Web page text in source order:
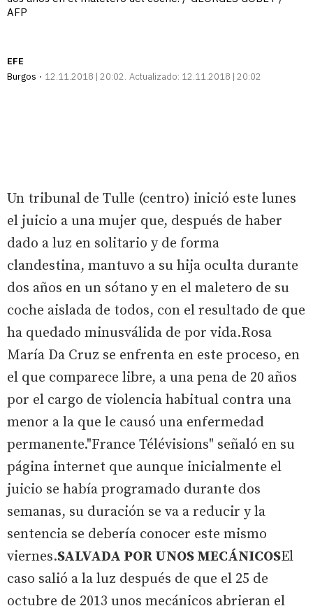
AFP
EFE
Burgos
12.11.2018 | 20:02 Actualizado: 12.11.2018 | 20:02
Un tribunal de Tulle (centro) inició este lunes
el juicio a una mujer que, después de haber
dado a luz en solitario y de forma
clandestina, mantuvo a su hija oculta durante
dos años en un sótano y en el maletero de su
coche aislada de todos, con el resultado de que
ha quedado minusválida de por vida.Rosa
María Da Cruz se enfrenta en este proceso, en
el que comparece libre, a una pena de 20 años
por el cargo de violencia habitual contra una
menor a la que le causó una enfermedad
permanente."France Télévisions" señaló en su
página internet que aunque inicialmente el
juicio se había programado durante dos
semanas, su duración se va a reducir y la
sentencia se debería conocer este mismo
viernes.SALVADA POR UNOS MECÁNICOSEl
caso salió a la luz después de que el 25 de
octubre de 2013 unos mecánicos abrieran el